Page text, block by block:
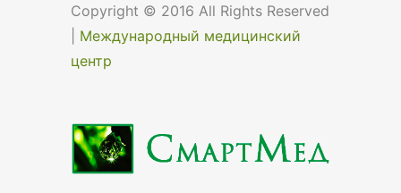
Copyright © 2016 All Rights Reserved
Международный медицинский
центр